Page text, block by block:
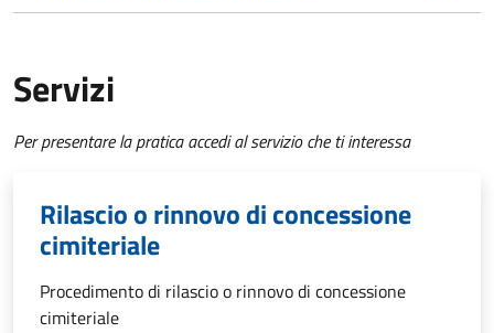
Servizi
Per presentare la pratica accedi al servizio che ti interessa
Rilascio o rinnovo di concessione
cimiteriale
Procedimento di rilascio o rinnovo di concessione
cimiteriale